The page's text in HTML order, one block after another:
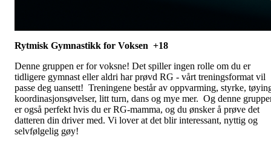
Rytmisk Gymnastikk for Voksen +18
Denne gruppen er for voksne! Det spiller ingen rolle om du er
tidligere gymnast eller aldri har prøvd RG - vårt treningsformat vil
passe deg uansett! Treningene består av oppvarming, styrke,
koordinasjonsøvelser, litt turn, dans og mye mer. Og denne
er også perfekt hvis du er RG-mamma, og du ønsker å prøve det
datteren din driver med. Vi lover at det blir interessant, nyttig og
selvfølgelig gøy!